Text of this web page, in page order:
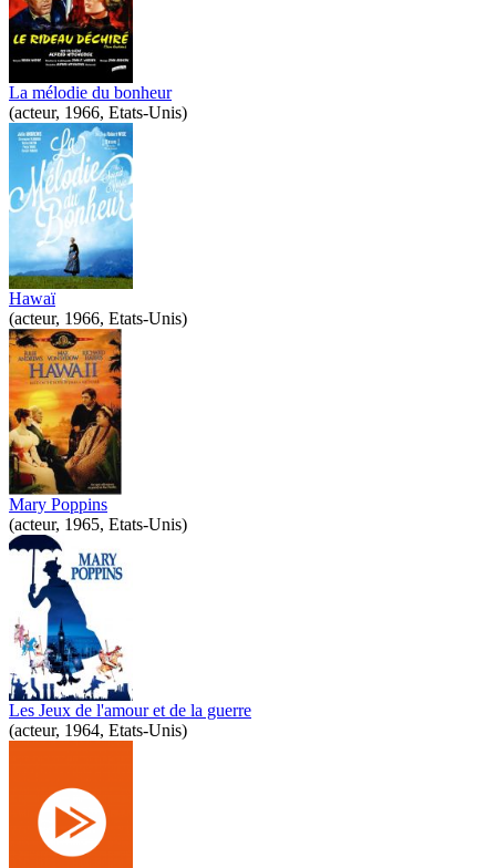
La mélodie du bonheur
(acteur, 1966, Etats-Unis)
Hawaï
(acteur, 1966, Etats-Unis)
Mary Poppins
(acteur, 1965, Etats-Unis)
Les Jeux de l'amour et de la guerre
(acteur, 1964, Etats-Unis)